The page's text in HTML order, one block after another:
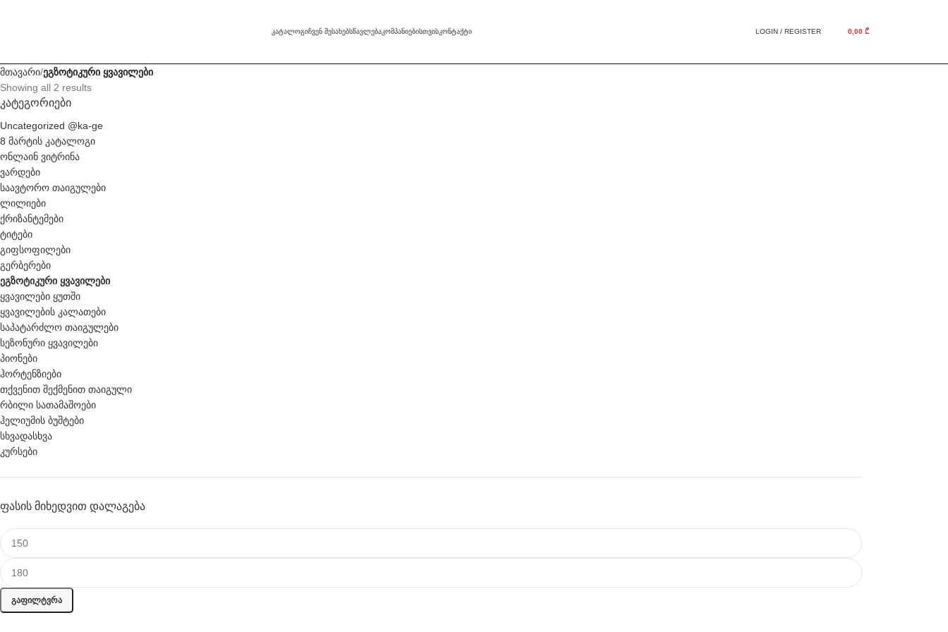
ᲙᲐᲢᲐᲚᲝᲒᲘᲩᲕᲔᲜ ᲨᲔᲡᲐᲮᲔᲑᲡᲬᲐᲕᲚᲔᲑᲐᲙᲝᲛᲞᲐᲜᲘᲔᲑᲘᲡᲗᲕᲘᲡᲙᲝᲜᲢᲐᲥᲢᲘ LOGIN / REGISTER 0,00 ₾
მთავარი ეგზოტიკური ყვავილები
Showing all 2 results
ᲙᲐᲢᲔᲒᲝᲠᲘᲔᲑᲘ
Uncategorized @ka-ge
8 მარტის კატალოგი
ონლაინ ვიტრინა
ვარდები
საავტორო თაიგულები
ლილიები
ქრიზანტემები
ტიტები
გიფსოფილები
გერბერები
ეგზოტიკური ყვავილები
ყვავილები ყუთში
ყვავილების კალათები
საპატარძლო თაიგულები
სეზონური ყვავილები
პიონები
ჰორტენზიები
თქვენით შექმენით თაიგული
რბილი სათამაშოები
ჰელიუმის ბუშტები
სხვადასხვა
კურსები
ᲤᲐᲡᲘᲡ ᲛᲘᲮᲔᲓᲕᲘᲗ ᲓᲐᲚᲐᲒᲔᲑᲐ
ᲒᲐᲤᲘᲚᲢᲕᲠᲐ